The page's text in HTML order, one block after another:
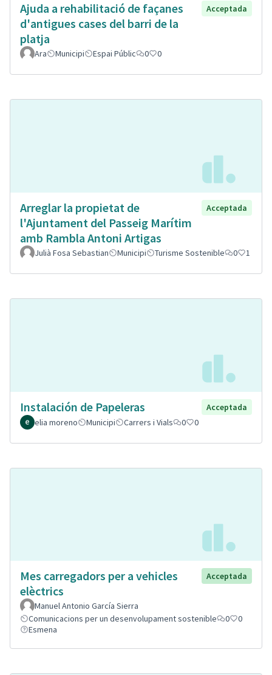
Ajuda a rehabilitació de façanes
d'antigues cases del barri de la
platja
Acceptada
Ara Municipi Espai Públic 0 0
Arreglar la propietat de
l'Ajuntament del Passeig Marítim
amb Rambla Antoni Artigas
Acceptada
Julià Fosa Sebastian Municipi Turisme Sostenible 0 1
Instalación de Papeleras
Acceptada
elia moreno
Municipi Carrers i Vials 0 0
Mes carregadors per a vehicles
elèctrics
Acceptada
Manuel Antonio García Sierra
Comunicacions per un desenvolupament sostenible
0
0
Esmena